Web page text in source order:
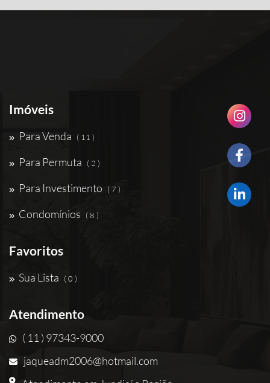
Imóveis
Para Venda ( 11 )
Para Permuta ( 2 )
Para Investimento ( 7 )
Condomínios ( 8 )
Favoritos
Sua Lista ( 0 )
Atendimento
( 11 ) 97343-9000
jaqueadm2006@hotmail.com